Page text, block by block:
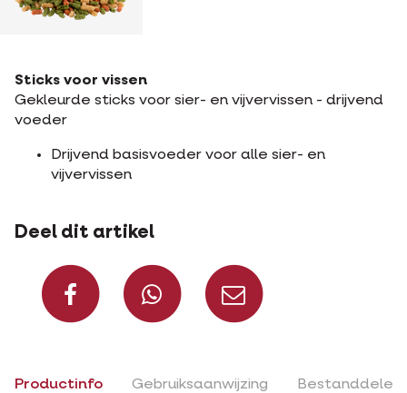
Sticks voor vissen
Gekleurde sticks voor sier- en vijvervissen - drijvend
voeder
Drijvend basisvoeder voor alle sier- en
vijvervissen
Deel dit artikel
Deel op Facebook
Deel via
Productinfo Gebruiksaanwijzing Bestanddelen